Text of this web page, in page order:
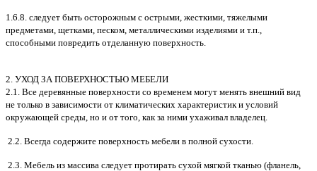
1.6.8. следует быть осторожным с острыми, жесткими, тяжелыми
предметами, щетками, песком, металлическими изделиями и т.п.,
способными повредить отделанную поверхность.
2. УХОД ЗА ПОВЕРХНОСТЬЮ МЕБЕЛИ
2.1. Все деревянные поверхности со временем могут менять внешний вид
не только в зависимости от климатических характеристик и условий
окружающей среды, но и от того, как за ними ухаживал владелец.
2.2. Всегда содержите поверхность мебели в полной сухости.
2.3. Мебель из массива следует протирать сухой мягкой тканью (фланель,